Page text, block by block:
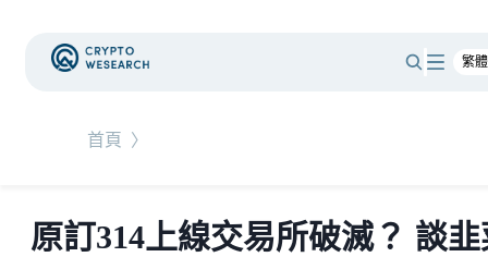
首頁 〉
原訂314上線交易所破滅？ 談韭